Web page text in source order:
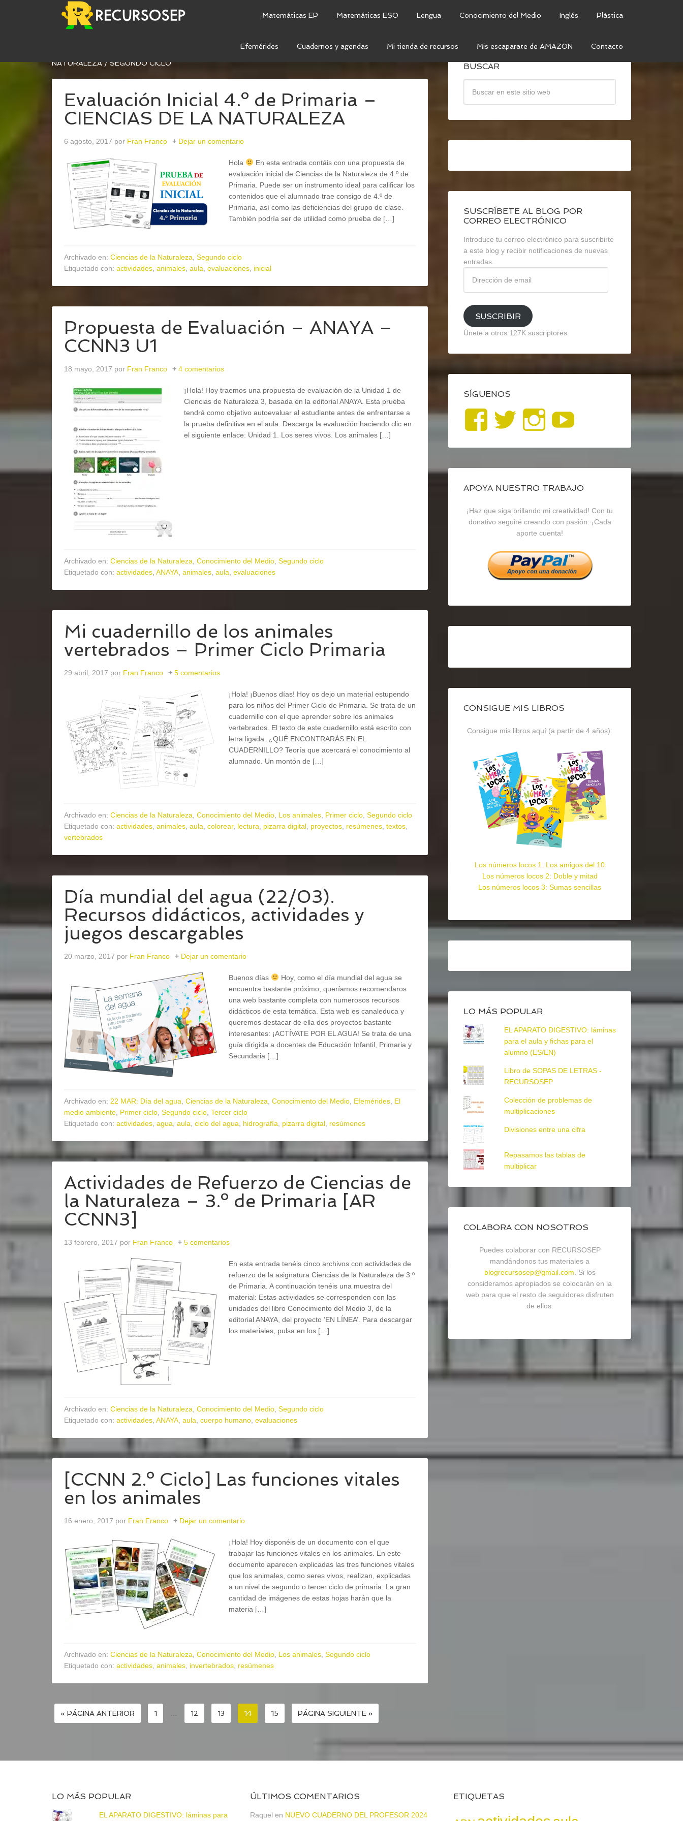
Matemáticas EP Matemáticas ESO Lengua Conocimiento del Medio Inglés Plástica
Efemérides Cuadernos y agendas Mi tienda de recursos Mis escaparate de AMAZON Contacto
CIENCIAS DE LA
NATURALEZA / SEGUNDO CICLO
Evaluación Inicial 4.º de Primaria –
CIENCIAS DE LA NATURALEZA
6 agosto, 2017 por Fran Franco Dejar un comentario
Hola
En esta entrada contáis con una propuesta de
evaluación inicial de Ciencias de la Naturaleza de 4.º de
Primaria. Puede ser un instrumento ideal para calificar los
contenidos que el alumnado trae consigo de 4.º de
Primaria, así como las deficiencias del grupo de clase.
También podría ser de utilidad como prueba de […]
Archivado en: Ciencias de la Naturaleza Segundo ciclo
Etiquetado con: actividades animales aula evaluaciones inicial
Propuesta de Evaluación – ANAYA –
CCNN3 U1
18 mayo, 2017 por Fran Franco 4 comentarios
¡Hola! Hoy traemos una propuesta de evaluación de la Unidad 1 de
Ciencias de Naturaleza 3, basada en la editorial ANAYA. Esta prueba
tendrá como objetivo autoevaluar al estudiante antes de enfrentarse a
la prueba definitiva en el aula. Descarga la evaluación haciendo clic en
el siguiente enlace: Unidad 1. Los seres vivos. Los animales […]
Archivado en: Ciencias de la Naturaleza Conocimiento del Medio Segundo ciclo
Etiquetado con: actividades ANAYA animales aula evaluaciones
Mi cuadernillo de los animales
vertebrados – Primer Ciclo Primaria
29 abril, 2017 por Fran Franco 5 comentarios
¡Hola! ¡Buenos días! Hoy os dejo un material estupendo
para los niños del Primer Ciclo de Primaria. Se trata de un
cuadernillo con el que aprender sobre los animales
vertebrados. El texto de este cuadernillo está escrito con
letra ligada. ¿QUÉ ENCONTRARÁS EN EL
CUADERNILLO? Teoría que acercará el conocimiento al
alumnado. Un montón de […]
Archivado en: Ciencias de la Naturaleza Conocimiento del Medio Los animales Primer ciclo Segundo ciclo
Etiquetado con: actividades animales aula colorear, lectura pizarra digital proyectos resúmenes textos
vertebrados
Día mundial del agua (22/03).
Recursos didácticos, actividades y
juegos descargables
20 marzo, 2017 por Fran Franco Dejar un comentario
Buenos días
Hoy, como el día mundial del agua se
encuentra bastante próximo, queríamos recomendaros
una web bastante completa con numerosos recursos
didácticos de esta temática. Esta web es canaleduca y
queremos destacar de ella dos proyectos bastante
interesantes: ¡ACTÍVATE POR EL AGUA! Se trata de una
guía dirigida a docentes de Educación Infantil, Primaria y
Secundaria […]
Archivado en: 22 MAR: Día del agua Ciencias de la Naturaleza Conocimiento del Medio Efemérides El
medio ambiente Primer ciclo Segundo ciclo Tercer ciclo
Etiquetado con: actividades agua aula ciclo del agua hidrografía pizarra digital resúmenes
Actividades de Refuerzo de Ciencias de
la Naturaleza – 3.º de Primaria [AR
CCNN3]
13 febrero, 2017 por Fran Franco 5 comentarios
En esta entrada tenéis cinco archivos con actividades de
refuerzo de la asignatura Ciencias de la Naturaleza de 3.º
de Primaria. A continuación tenéis una muestra del
material: Estas actividades se corresponden con las
unidades del libro Conocimiento del Medio 3, de la
editorial ANAYA, del proyecto ‘EN LÍNEA’. Para descargar
los materiales, pulsa en los […]
Archivado en: Ciencias de la Naturaleza Conocimiento del Medio Segundo ciclo
Etiquetado con: actividades ANAYA aula cuerpo humano evaluaciones
[CCNN 2.º Ciclo] Las funciones vitales
en los animales
16 enero, 2017 por Fran Franco Dejar un comentario
¡Hola! Hoy disponéis de un documento con el que
trabajar las funciones vitales en los animales. En este
documento aparecen explicadas las tres funciones vitales
que los animales, como seres vivos, realizan, explicadas
a un nivel de segundo o tercer ciclo de primaria. La gran
cantidad de imágenes de estas hojas harán que la
materia […]
Archivado en: Ciencias de la Naturaleza Conocimiento del Medio Los animales Segundo ciclo
Etiquetado con: actividades animales invertebrados resúmenes
« PÁGINA ANTERIOR 1 12 13 14 15 PÁGINA SIGUIENTE »
BUSCAR
SUSCRÍBETE AL BLOG POR
CORREO ELECTRÓNICO
Introduce tu correo electrónico para suscribirte
a este blog y recibir notificaciones de nuevas
entradas.
email
SUSCRIBIR
Únete a otros 127K suscriptores
SÍGUENOS
Ver
perfil
de
blogrecursosep
en
Facebook
Ver
perfil
de
recursosep
en
Twitter
Ver
perfil
de
recursosep
en
Instagram
YouTube
APOYA NUESTRO TRABAJO
¡Haz que siga brillando mi creatividad! Con tu
donativo seguiré creando con pasión. ¡Cada
aporte cuenta!
CONSIGUE MIS LIBROS
Consigue mis libros aquí (a partir de 4 años):
Los números locos 1: Los amigos del 10
Los números locos 2: Doble y mitad
Los números locos 3: Sumas sencillas
LO MÁS POPULAR
EL APARATO DIGESTIVO: láminas
para el aula y fichas para el
alumno (ES/EN)
Libro de SOPAS DE LETRAS -
RECURSOSEP
Colección de problemas de
multiplicaciones
Divisiones entre una cifra
Repasamos las tablas de
multiplicar
COLABORA CON NOSOTROS
Puedes colaborar con RECURSOSEP
mandándonos tus materiales a
blogrecursosep@gmail.com . Si los
consideramos apropiados se colocarán en la
web para que el resto de seguidores disfruten
de ellos.
LO MÁS POPULAR
EL APARATO DIGESTIVO: láminas para
ÚLTIMOS COMENTARIOS
Raquel en NUEVO CUADERNO DEL PROFESOR 2024
ETIQUETAS